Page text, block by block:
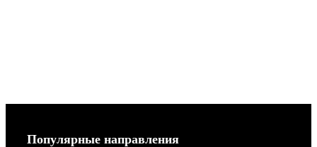
Популярные направления